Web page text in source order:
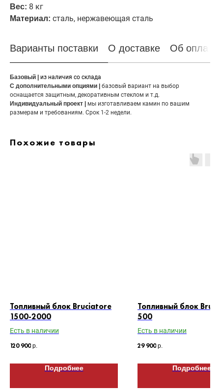
Вес: 8 кг
Материал: сталь, нержавеющая сталь
Варианты поставки О доставке Об оплате
Базовый | из наличия со склада
С дополнительными опциями | базовый вариант на выбор
оснащается защитным, декоративным стеклом и т.д.
Индивидуальный проект | мы изготавливаем камин по вашим
размерам и требованиям. Срок 1-2 недели.
Похожие товары
Топливный блок Bruciatore
1500-2000
Есть в наличии
120 900 р.
Подробнее
Топливный блок
500
Есть в наличии
29 900 р.
Подробнее